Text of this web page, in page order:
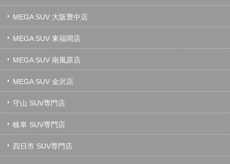
MEGA SUV 大阪豊中店
MEGA SUV 東福岡店
MEGA SUV 南風原店
MEGA SUV 金沢店
守山 SUV専門店
岐阜 SUV専門店
四日市 SUV専門店